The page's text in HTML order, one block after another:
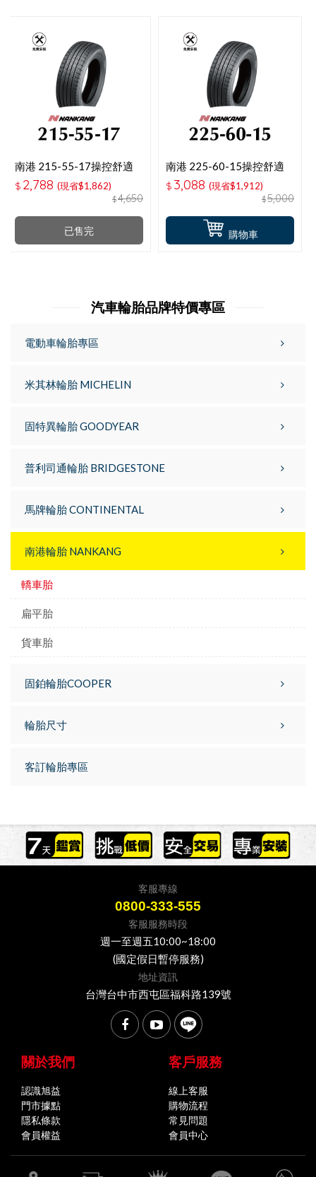
已售完
南港 215-55-17操控舒適
輪胎
$ 2,788 (現省$1,862)
$4,650
購物車
南港 225-60-15操控舒適
輪胎
$ 3,088 (現省$1,912)
$5,000
汽車輪胎品牌特價專區
電動車輪胎專區
米其林輪胎 MICHELIN
固特異輪胎 GOODYEAR
普利司通輪胎 BRIDGESTONE
馬牌輪胎 CONTINENTAL
南港輪胎 NANKANG
轎車胎
扁平胎
貨車胎
固鉑輪胎COOPER
輪胎尺寸
客訂輪胎專區
客服專線
0800-333-555
客服服務時段
週一至週五10:00~18:00
(國定假日暫停服務)
地址資訊
台灣台中市西屯區福科路139號
關於我們
認識旭益
門市據點
隱私條款
會員權益
客戶服務
線上客服
購物流程
常見問題
會員中心